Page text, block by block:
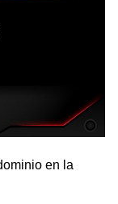
en la